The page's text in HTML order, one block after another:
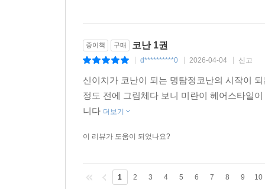
종이책 구매 코난 1권
d**********0 2026-04-04 신고
신이치가 코난이 되는 명탐정코난의 시작이
정도 전에 그림체다 보니 미란이 헤어스타일
니다 더보기
이 리뷰가 도움이 되었나요?
1 2 3 4 5 6 7 8 9 10